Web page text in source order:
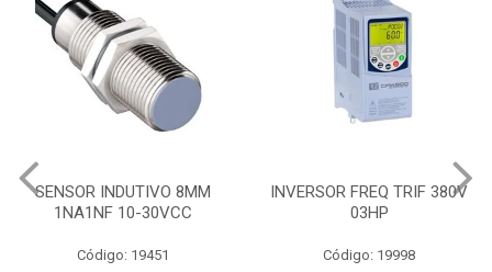
SENSOR INDUTIVO 8MM
1NA1NF 10-30VCC
Código: 19451
INVERSOR FREQ TRIF 380V
03HP
Código: 19998